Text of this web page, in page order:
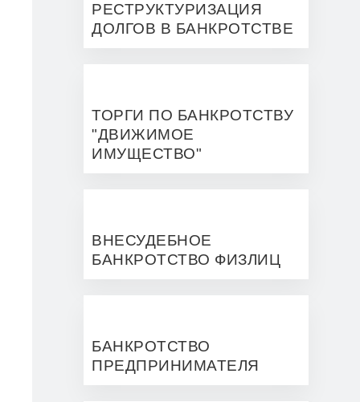
РЕСТРУКТУРИЗАЦИЯ
ДОЛГОВ В БАНКРОТСТВЕ
ТОРГИ ПО БАНКРОТСТВУ
"ДВИЖИМОЕ
ИМУЩЕСТВО"
ВНЕСУДЕБНОЕ
БАНКРОТСТВО ФИЗЛИЦ
БАНКРОТСТВО
ПРЕДПРИНИМАТЕЛЯ